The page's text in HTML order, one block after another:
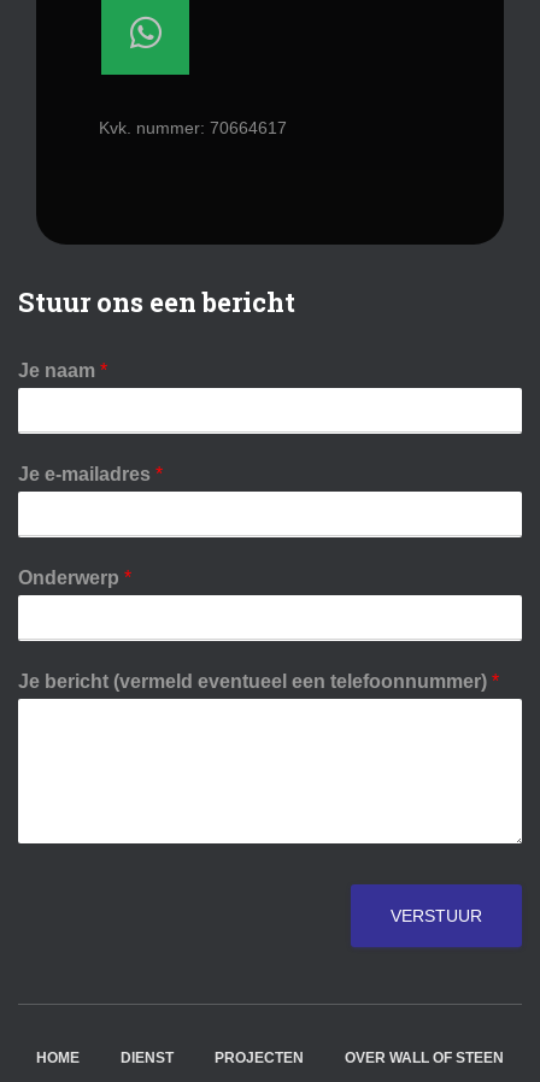
Kvk. nummer: 70664617
Stuur ons een bericht
Je naam *
Je e-mailadres *
Onderwerp *
Je bericht (vermeld eventueel een telefoonnummer) *
VERSTUUR
HOME DIENST PROJECTEN OVER WALL OF STEEN